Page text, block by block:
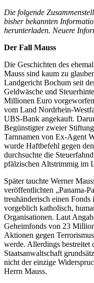
Die folgende
bisher bekannten
herunterladen. Neuere
Der Fall Mauss
Die Geschichten des
Mauss sind kaum zu
Landgericht Bochum seit
Geldwäsche und
Millionen Euro
vom Land Nordrhein-
UBS-Bank angekauft.
Begünstigter zweier
Tarnnamen von Ex-Agent
wurde Haftbefehl gegen
durchsuchte die
pfälzischen Altstrimmig im
Später tauchte Werner
veröffentlichten „Panama-
treuhänderisch einen Fonds
vorgeblich katholisch,
Organisationen. Laut
Geheimfonds von 23
Aktionen gegen
werde. Allerdings bestreitet
Staatsanwaltschaft
nicht der einzige
Herrn Mauss.